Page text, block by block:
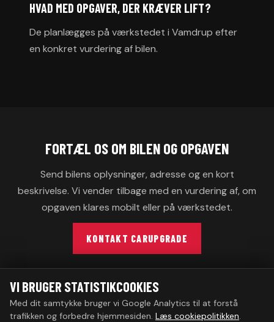
HVAD MED OPGAVER, DER KRÆVER LIFT?
De planlægges på værkstedet i Vamdrup efter
en konkret vurdering af bilen.
FORTÆL OS OM BILEN OG OPGAVEN
Send bilens oplysninger, adresse og en kort
beskrivelse. Vi vender tilbage med en vurdering af, om
opgaven klares mobilt eller på værkstedet.
KONTAKT CARUPGRADE
© 2026 CarUpgrade · CVR 46080009
VI BRUGER STATISTIKCOOKIES
Med dit samtykke bruger vi Google Analytics til at forstå
trafikken og forbedre hjemmesiden. Læs cookiepolitikken.